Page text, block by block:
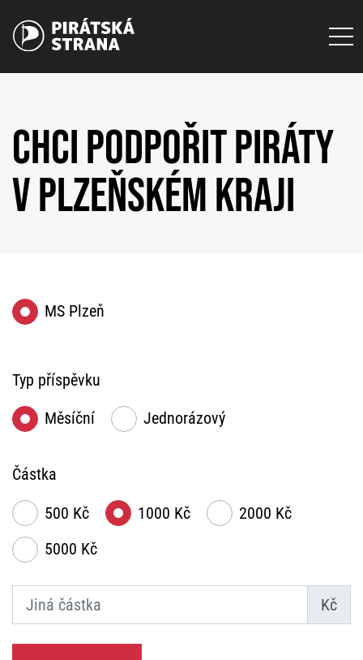
CHCI PODPOŘIT PIRÁTY
V PLZEŇSKÉM KRAJI
MS Plzeň
Typ příspěvku
Měsíční
Jednorázový
Částka
500 Kč
1000 Kč
2000 Kč
5000 Kč
Kč